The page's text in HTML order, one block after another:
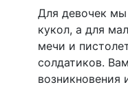
Для девочек мы
кукол, а для
мечи и
солдатиков.
возникновения